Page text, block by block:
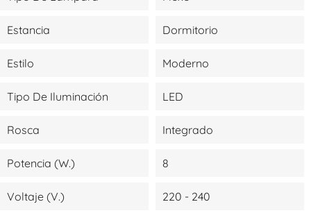
Estancia Dormitorio
Estilo Moderno
Tipo De Iluminación LED
Rosca Integrado
Potencia (W.) 8
Voltaje (V.) 220 - 240